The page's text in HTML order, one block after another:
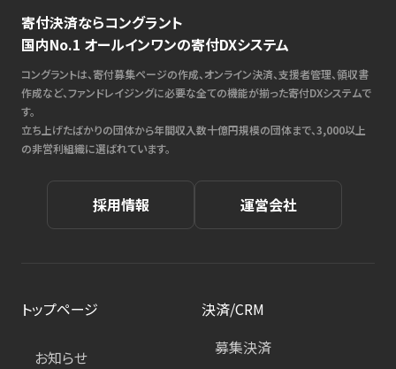
寄付決済ならコングラント
国内No.1 オールインワンの寄付DXシステム
コングラントは、寄付募集ページの作成、オンライン決済、支援者管理、領収書
作成など、ファンドレイジングに必要な全ての機能が揃った寄付DXシステムで
す。
立ち上げたばかりの団体から年間収入数十億円規模の団体まで、3,000以上
の非営利組織に選ばれています。
採用情報 運営会社
トップページ
お知らせ
決済/CRM
募集決済